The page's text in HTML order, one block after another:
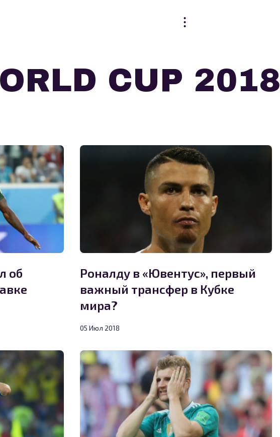
CUP 2018
об
Роналду в «Ювентус», первый
важный трансфер в Кубке
мира?
05 Июл 2018